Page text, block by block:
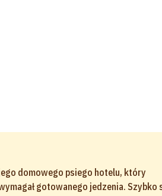
domowego psiego hotelu, który
gotowanego jedzenia. Szybko